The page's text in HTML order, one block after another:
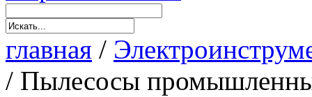
главная /
/ Пылесосы